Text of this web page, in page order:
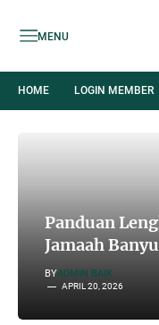
MENU
HOME LOGIN MEMBER
Panduan
Jamaah
BYADMIN BAIK
APRIL 20, 2026